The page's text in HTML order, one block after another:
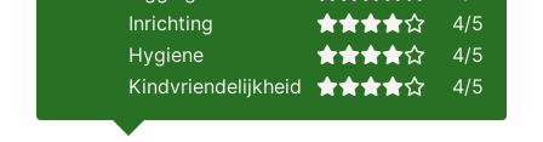
Inrichting
4/5
Hygiene
4/5
Kindvriendelijkheid
4/5